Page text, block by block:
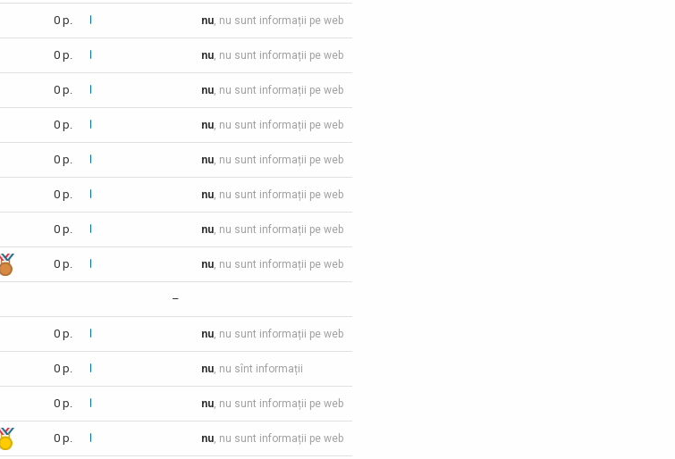
0 p. nu, nu sunt informații pe web
0 p. nu, nu sunt informații pe web
0 p. nu, nu sunt informații pe web
0 p. nu, nu sunt informații pe web
0 p. nu, nu sunt informații pe web
0 p. nu, nu sunt informații pe web
0 p. nu, nu sunt informații pe web
0 p. nu, nu sunt informații pe web
–
0 p. nu, nu sunt informații pe web
0 p. nu, nu sînt informații
0 p. nu, nu sunt informații pe web
0 p. nu, nu sunt informații pe web